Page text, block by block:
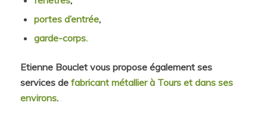
portes d’entrée,
garde-corps.
Etienne Bouclet vous propose également ses
services de fabricant métallier à Tours et dans ses
environs.